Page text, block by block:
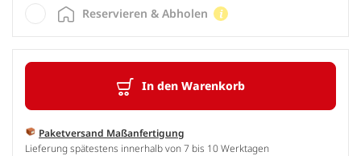
In den Warenkorb
Paketversand Maßanfertigung
Lieferung spätestens innerhalb von 7 bis 10 Werktagen
Reservieren & Abholen